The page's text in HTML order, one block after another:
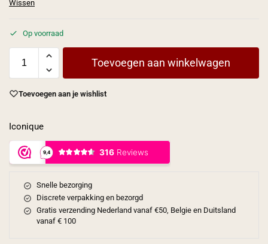
Wissen
Op voorraad
Toevoegen aan winkelwagen
Toevoegen aan je wishlist
Iconique
Snelle bezorging
Discrete verpakking en bezorgd
Gratis verzending Nederland vanaf €50, Belgie en Duitsland
vanaf € 100